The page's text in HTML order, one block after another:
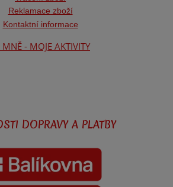
Reklamace zboží
Kontaktní informace
MNĚ - MOJE AKTIVITY
DOPRAVY A PLATBY